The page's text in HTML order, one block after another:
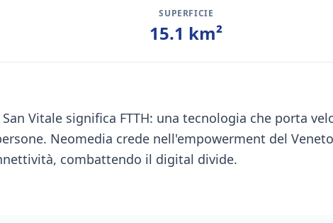
SUPERFICIE
15.1 km²
Vitale significa FTTH: una tecnologia che porta
Neomedia crede nell'empowerment del
combattendo il digital divide.